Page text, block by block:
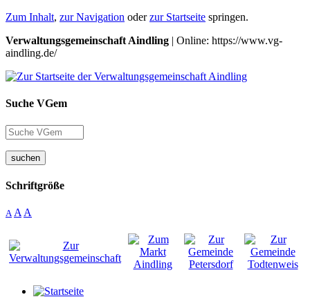
Zum Inhalt, zur Navigation oderzur Startseite springen.
Verwaltungsgemeinschaft Aindling | Online: https://www.vg-
aindling.de/
Suche VGem
suchen
Schriftgröße
A A A